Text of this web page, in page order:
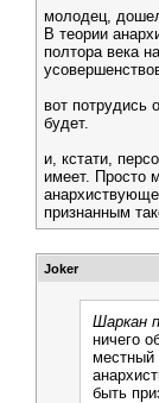
молодец,
В теории
полтора века
вот потрудись
будет.
и, кстати,
имеет. Просто
признанным
Joker
Шаркан
ничего
быть